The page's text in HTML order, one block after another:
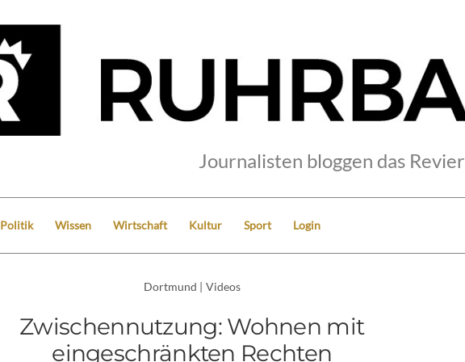
Journalisten bloggen das Revier
Politik Wissen Wirtschaft Kultur Sport Login
Dortmund | Videos
Zwischennutzung: Wohnen mit
eingeschränkten Rechten